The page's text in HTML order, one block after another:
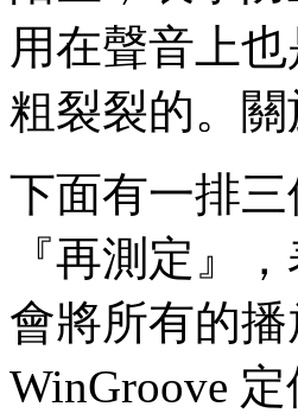
用在聲音上
粗裂裂的。
下面有一排
『再測定』
會將所有的
WinGroove